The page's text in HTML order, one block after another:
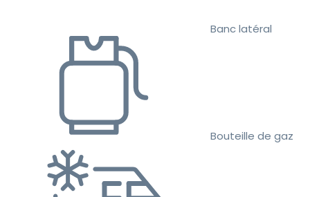
Banc latéral
Bouteille de gaz